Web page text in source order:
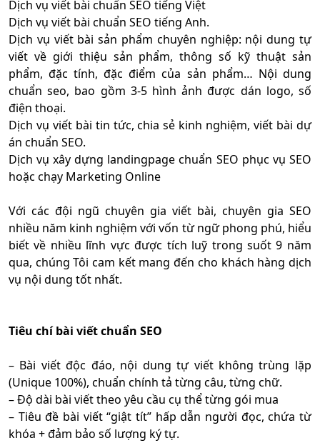
Dịch vụ viết bài chuẩn SEO tiếng Việt
Dịch vụ viết bài chuẩn SEO tiếng Anh.
Dịch vụ viết bài sản phẩm chuyên nghiệp: nội dung tự
viết về giới thiệu sản phẩm, thông số kỹ thuật sản
phẩm, đặc tính, đặc điểm của sản phẩm… Nội dung
chuẩn seo, bao gồm 3-5 hình ảnh được dán logo, số
điện thoại.
Dịch vụ viết bài tin tức, chia sẻ kinh nghiệm, viết bài dự
án chuẩn SEO.
Dịch vụ xây dựng landingpage chuẩn SEO phục vụ SEO
hoặc chạy Marketing Online
Với các đội ngũ chuyên gia viết bài, chuyên gia SEO
nhiều năm kinh nghiệm với vốn từ ngữ phong phú, hiểu
biết về nhiều lĩnh vực được tích luỹ trong suốt 9 năm
qua, chúng Tôi cam kết mang đến cho khách hàng dịch
vụ nội dung tốt nhất.
Tiêu chí bài viết chuẩn SEO
– Bài viết độc đáo, nội dung tự viết không trùng lặp
(Unique 100%), chuẩn chính tả từng câu, từng chữ.
– Độ dài bài viết theo yêu cầu cụ thể từng gói mua
– Tiêu đề bài viết “giật tít” hấp dẫn người đọc, chứa từ
khóa + đảm bảo số lượng ký tự.